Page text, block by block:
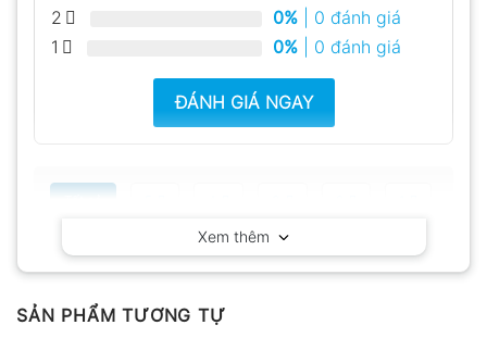
2
0% | 0 đánh giá
1
0% | 0 đánh giá
ĐÁNH GIÁ NGAY
Có ảnh
Chưa có đánh giá nào.
Xem thêm
SẢN PHẨM TƯƠNG TỰ